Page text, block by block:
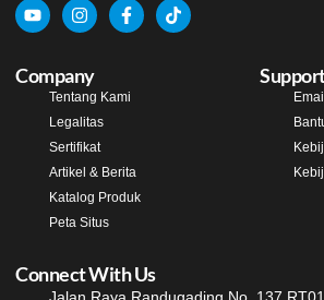
Company
Tentang Kami
Legalitas
Sertifikat
Artikel & Berita
Katalog Produk
Peta Situs
Connect With Us
Jalan Raya Randugading No. 137